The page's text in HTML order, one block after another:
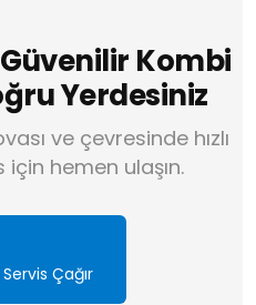
Güvenilir Kombi
Yerdesiniz
ve çevresinde hızlı
hemen ulaşın.
Çağır